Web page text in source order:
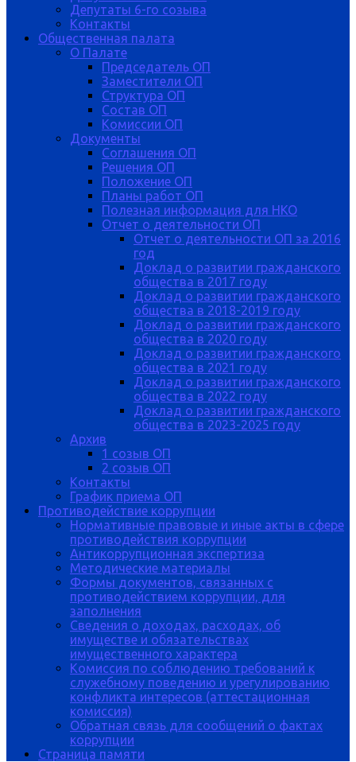
Депутаты 6-го созыва
Контакты
Общественная палата
О Палате
Председатель ОП
Заместители ОП
Структура ОП
Состав ОП
Комиссии ОП
Документы
Соглашения ОП
Решения ОП
Положение ОП
Планы работ ОП
Полезная информация для НКО
Отчет о деятельности ОП
Отчет о деятельности ОП за 2016
год
Доклад о развитии гражданского
общества в 2017 году
Доклад о развитии гражданского
общества в 2018-2019 году
Доклад о развитии гражданского
общества в 2020 году
Доклад о развитии гражданского
общества в 2021 году
Доклад о развитии гражданского
общества в 2022 году
Доклад о развитии гражданского
общества в 2023-2025 году
Архив
1 созыв ОП
2 созыв ОП
Контакты
График приема ОП
Противодействие коррупции
Нормативные правовые и иные акты в сфере
противодействия коррупции
Антикоррупционная экспертиза
Методические материалы
Формы документов, связанных с
противодействием коррупции, для
заполнения
Сведения о доходах, расходах, об
имуществе и обязательствах
имущественного характера
Комиссия по соблюдению требований к
служебному поведению и урегулированию
конфликта интересов (аттестационная
комиссия)
Обратная связь для сообщений о фактах
коррупции
Страница памяти